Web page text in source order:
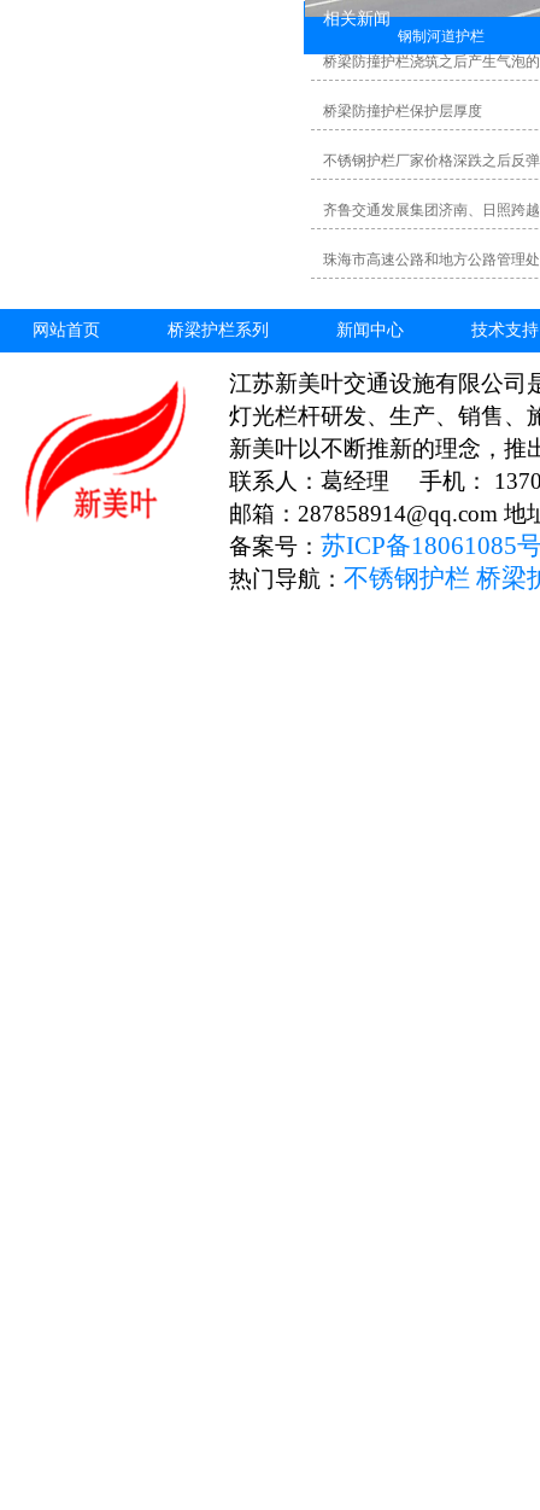
钢制河道护栏
相关新闻
桥梁防撞护栏浇筑之后产生气泡
桥梁防撞护栏保护层厚度
不锈钢护栏厂家价格深跌之后反
齐鲁交通发展集团济南、日照跨
珠海市高速公路和地方公路管理
网站首页 桥梁护栏系列 新闻中心 技术支持
江苏新美叶交通设施有限公司
灯光栏杆研发、生产、销售、
新美叶以不断推新的理念，推
联系人：葛经理 手机：
邮箱：287858914@qq.com
备案号： 苏ICP备18061085
热门导航： 不锈钢护栏 桥梁